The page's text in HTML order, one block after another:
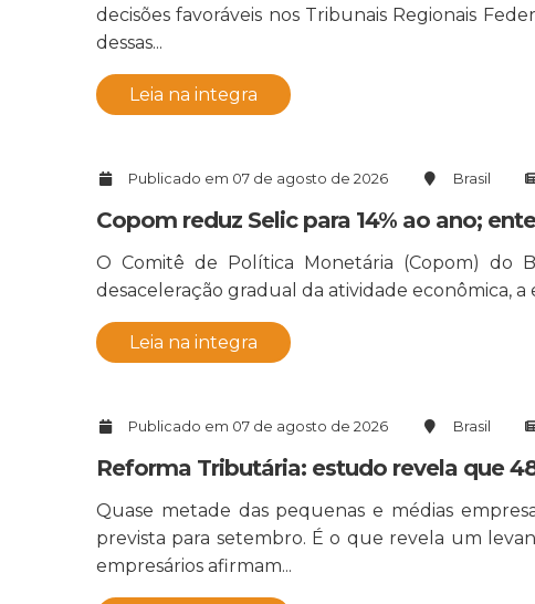
decisões favoráveis nos Tribunais Regionais
dessas...
Leia na integra
Publicado em 07 de agosto de 2026 Brasil
Copom reduz Selic para 14% ao ano;
O Comitê de Política Monetária (Copom) do
desaceleração gradual da atividade econômica,
Leia na integra
Publicado em 07 de agosto de 2026 Brasil
Reforma Tributária: estudo revela que
Quase metade das pequenas e médias
prevista para setembro. É o que revela um
empresários afirmam...